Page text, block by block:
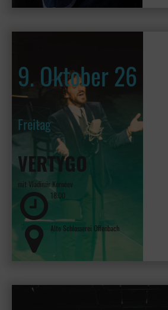
9. Oktober 26
Freitag
VERTYGO
mit Vladimir Kornéev
18:00
Alte Schlosserei Offenbach